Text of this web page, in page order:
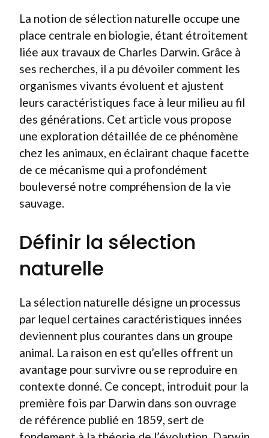
La notion de sélection naturelle occupe une
place centrale en biologie, étant étroitement
liée aux travaux de Charles Darwin. Grâce à
ses recherches, il a pu dévoiler comment les
organismes vivants évoluent et ajustent
leurs caractéristiques face à leur milieu au fil
des générations. Cet article vous propose
une exploration détaillée de ce phénomène
chez les animaux, en éclairant chaque facette
de ce mécanisme qui a profondément
bouleversé notre compréhension de la vie
sauvage.
Définir la sélection
naturelle
La sélection naturelle désigne un processus
par lequel certaines caractéristiques innées
deviennent plus courantes dans un groupe
animal. La raison en est qu’elles offrent un
avantage pour survivre ou se reproduire en
contexte donné. Ce concept, introduit pour la
première fois par Darwin dans son ouvrage
de référence publié en 1859, sert de